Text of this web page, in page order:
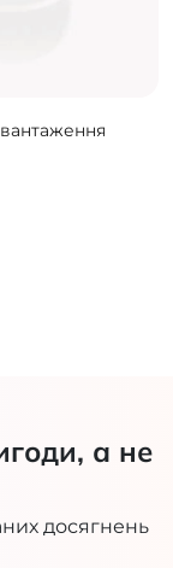
а не
досягнень